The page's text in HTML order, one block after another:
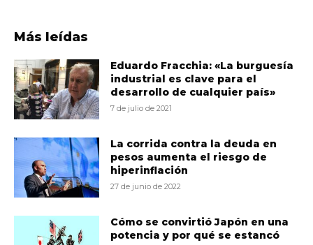
Más leídas
Eduardo Fracchia: «La burguesía
industrial es clave para el
desarrollo de cualquier país»
7 de julio de 2021
La corrida contra la deuda en
pesos aumenta el riesgo de
hiperinflación
27 de junio de 2022
Cómo se convirtió Japón en una
potencia y por qué se estancó